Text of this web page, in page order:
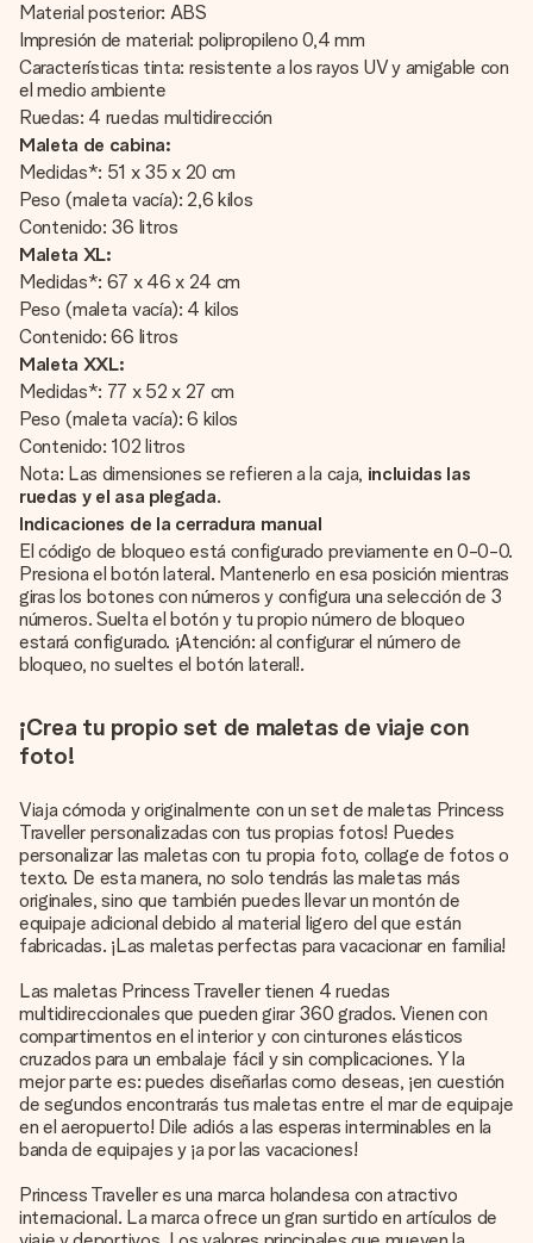
Material posterior: ABS
Impresión de material: polipropileno 0,4 mm
Características tinta: resistente a los rayos UV y amigable con
el medio ambiente
Ruedas: 4 ruedas multidirección
Maleta de cabina:
Medidas*: 51 x 35 x 20 cm
Peso (maleta vacía): 2,6 kilos
Contenido: 36 litros
Maleta XL:
Medidas*: 67 x 46 x 24 cm
Peso (maleta vacía): 4 kilos
Contenido: 66 litros
Maleta XXL:
Medidas*: 77 x 52 x 27 cm
Peso (maleta vacía): 6 kilos
Contenido: 102 litros
Nota: Las dimensiones se refieren a la caja, incluidas las
ruedas y el asa plegada.
Indicaciones de la cerradura manual
El código de bloqueo está configurado previamente en 0-0-0.
Presiona el botón lateral. Mantenerlo en esa posición mientras
giras los botones con números y configura una selección de 3
números. Suelta el botón y tu propio número de bloqueo
estará configurado. ¡Atención: al configurar el número de
bloqueo, no sueltes el botón lateral!.
¡Crea tu propio set de maletas de viaje con
foto!
Viaja cómoda y originalmente con un set de maletas Princess
Traveller personalizadas con tus propias fotos! Puedes
personalizar las maletas con tu propia foto, collage de fotos o
texto. De esta manera, no solo tendrás las maletas más
originales, sino que también puedes llevar un montón de
equipaje adicional debido al material ligero del que están
fabricadas. ¡Las maletas perfectas para vacacionar en familia!
Las maletas Princess Traveller tienen 4 ruedas
multidireccionales que pueden girar 360 grados. Vienen con
compartimentos en el interior y con cinturones elásticos
cruzados para un embalaje fácil y sin complicaciones. Y la
mejor parte es: puedes diseñarlas como deseas, ¡en cuestión
de segundos encontrarás tus maletas entre el mar de equipaje
en el aeropuerto! Dile adiós a las esperas interminables en la
banda de equipajes y ¡a por las vacaciones!
Princess Traveller es una marca holandesa con atractivo
internacional. La marca ofrece un gran surtido en artículos de